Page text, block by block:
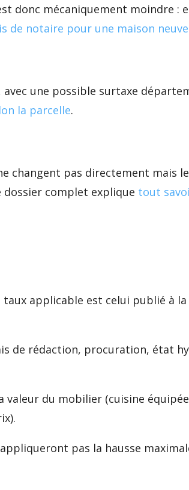
donc mécaniquement moindre :
de notaire pour une maison neuve
une possible surtaxe
la parcelle.
changent pas directement mais
complet explique tout
taux applicable est celui publié à
de rédaction, procuration, état
valeur du mobilier (cuisine
pas la hausse